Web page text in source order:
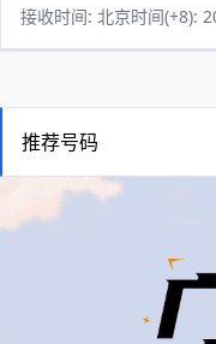
接收时间: 北京时间(+8):
推荐号码